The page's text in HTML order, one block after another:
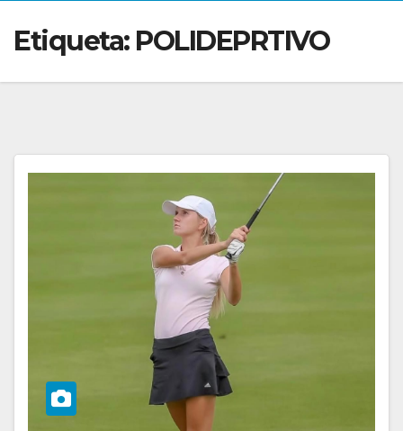
Etiqueta: POLIDEPRTIVO